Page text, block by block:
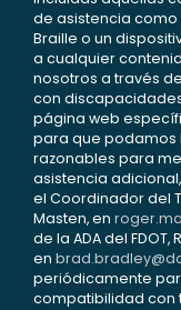
de asistencia como
Braille o un
a cualquier
nosotros a través
con
página web
para que podamos
razonables para
asistencia
el Coordinador del
Masten, en
de la ADA del FDOT,
en
periódicamente
compatibilidad con